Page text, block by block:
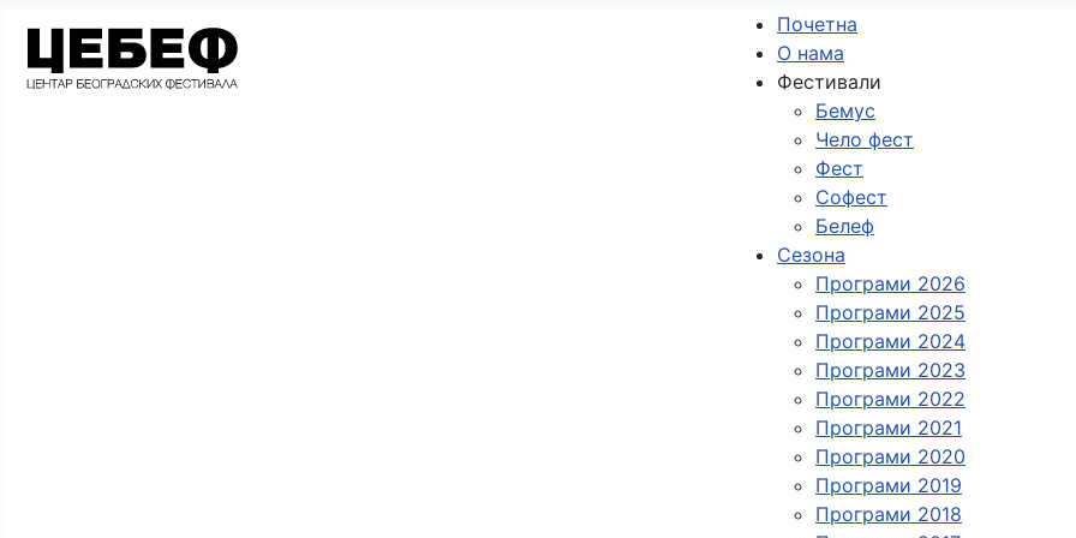
Почетна
О нама
Фестивали
Бемус
Чело фест
Фест
Софест
Белеф
Сезона
Програми 2026
Програми 2025
Програми 2024
Програми 2023
Програми 2022
Програми 2021
Програми 2020
Програми 2019
Програми 2018